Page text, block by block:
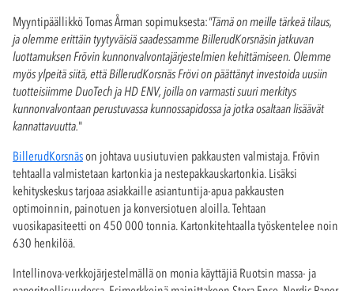
Myyntipäällikkö Tomas Årman sopimuksesta:"Tämä on meille tärkeä tilaus,
ja olemme erittäin tyytyväisiä saadessamme BillerudKorsnäsin jatkuvan
luottamuksen Frövin kunnonvalvontajärjestelmien kehittämiseen. Olemme
myös ylpeitä siitä, että BillerudKorsnäs Frövi on päättänyt investoida uusiin
tuotteisiimme DuoTech ja HD ENV, joilla on varmasti suuri merkitys
kunnonvalvontaan perustuvassa kunnossapidossa ja jotka osaltaan lisäävät
kannattavuutta."
BillerudKorsnäson johtava uusiutuvien pakkausten valmistaja. Frövin
tehtaalla valmistetaan kartonkia ja nestepakkauskartonkia. Lisäksi
kehityskeskus tarjoaa asiakkaille asiantuntija-apua pakkausten
optimoinnin, painotuen ja konversiotuen aloilla. Tehtaan
vuosikapasiteetti on 450 000 tonnia. Kartonkitehtaalla työskentelee noin
630 henkilöä.
Intellinova-verkkojärjestelmällä on monia käyttäjiä Ruotsin massa- ja